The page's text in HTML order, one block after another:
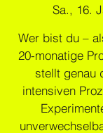
Sa., 16.
Wer bist du –
20-monatige
stellt genau
intensiven